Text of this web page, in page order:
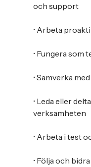
och support
• Arbeta
• Fungera
• Samverka
• Leda eller
verksamheten
• Arbeta i test
• Följa och